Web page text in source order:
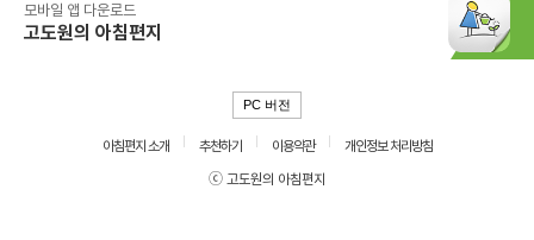
모바일 앱 다운로드
고도원의 아침편지
PC 버전
아침편지 소개 추천하기 이용약관
개인정보 처리방침
ⓒ 고도원의 아침편지